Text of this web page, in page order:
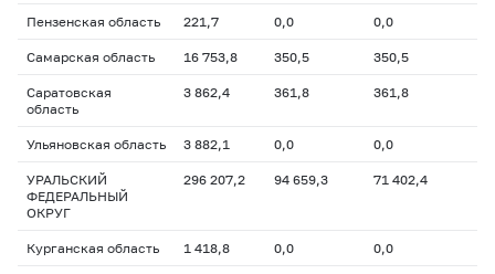
Пензенская область 221,7 0,0 0,0
Самарская область 16 753,8 350,5 350,5
Саратовская
область
3 862,4 361,8 361,8
Ульяновская область 3 882,1 0,0 0,0
УРАЛЬСКИЙ
ФЕДЕРАЛЬНЫЙ
ОКРУГ
296 207,2 94 659,3 71 402,4
Курганская область 1 418,8 0,0 0,0